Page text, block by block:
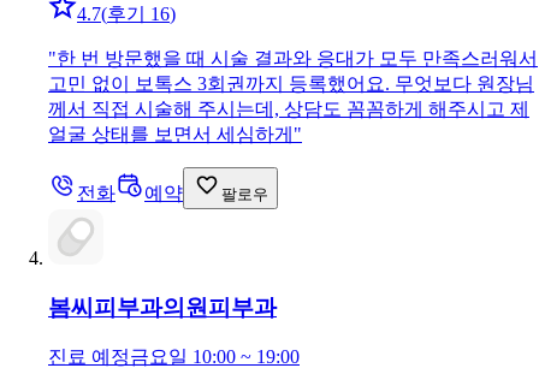
4.7(후기 16)
"한 번 방문했을 때 시술 결과와 응대가 모두 만족스러워서
고민 없이 보톡스 3회권까지 등록했어요. 무엇보다 원장님
께서 직접 시술해 주시는데, 상담도 꼼꼼하게 해주시고 제
얼굴 상태를 보면서 세심하게 "
전화 예약 팔로우
봄씨피부과의원 피부과
진료 예정금요일 10:00 ~ 19:00